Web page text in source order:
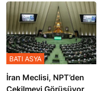
İran Meclisi, NPT’den
Çekilmeyi Görüşüyor
BATI ASYA